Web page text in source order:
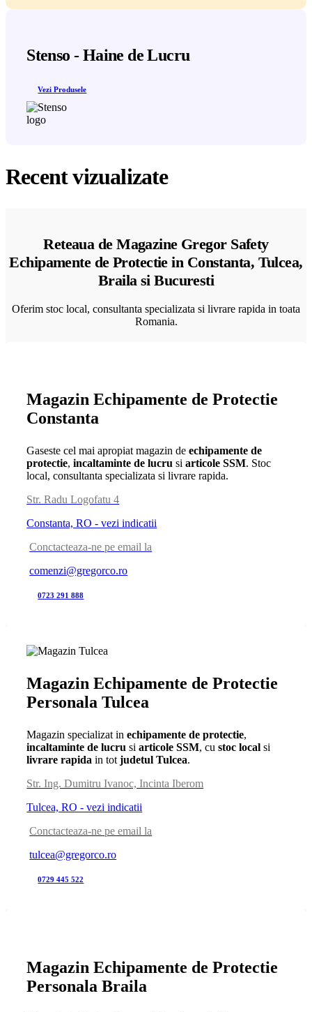
Stenso - Haine de Lucru
Vezi Produsele
Recent vizualizate
Reteaua de Magazine Gregor Safety
Echipamente de Protectie in Constanta, Tulcea,
Braila si Bucuresti
Oferim stoc local, consultanta specializata si livrare rapida in toata
Romania.
Magazin Echipamente de Protectie
Constanta
Gaseste cel mai apropiat magazin deechipamente de
protectie,incaltaminte de lucru siarticole SSM. Stoc
local, consultanta specializata si livrare rapida.
Str. Radu Logofatu 4
Constanta, RO - vezi indicatii
Conctacteaza-ne pe email la
comenzi@gregorco.ro
0723 291 888
Magazin Echipamente de Protectie
Personala Tulcea
Magazin specializat inechipamente de protectie,
incaltaminte de lucru siarticole SSM, cu stoc local si
livrare rapida in totjudetul Tulcea.
Str. Ing. Dumitru Ivanoc, Incinta Iberom
Tulcea, RO - vezi indicatii
Conctacteaza-ne pe email la
tulcea@gregorco.ro
0729 445 522
Magazin Echipamente de Protectie
Personala Braila